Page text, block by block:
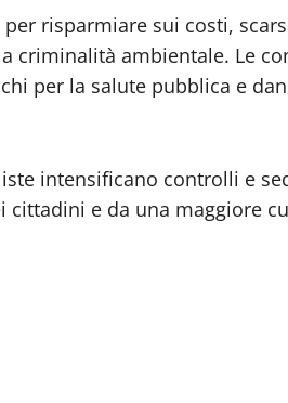
risparmiare sui costi,
criminalità ambientale. Le
per la salute pubblica e
intensificano controlli e
cittadini e da una maggiore